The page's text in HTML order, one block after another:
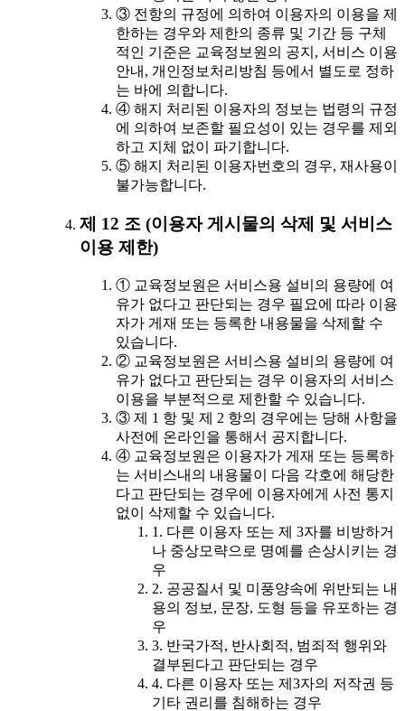
③ 전항의 규정에 의하여 이용자의 이용을 제
한하는 경우와 제한의 종류 및 기간 등 구체
적인 기준은 교육정보원의 공지, 서비스 이용
안내, 개인정보처리방침 등에서 별도로 정하
는 바에 의합니다.
④ 해지 처리된 이용자의 정보는 법령의 규정
에 의하여 보존할 필요성이 있는 경우를 제외
하고 지체 없이 파기합니다.
⑤ 해지 처리된 이용자번호의 경우, 재사용이
불가능합니다.
제 12 조 (이용자 게시물의 삭제 및 서비스
이용 제한)
① 교육정보원은 서비스용 설비의 용량에 여
유가 없다고 판단되는 경우 필요에 따라 이용
자가 게재 또는 등록한 내용물을 삭제할 수
있습니다.
② 교육정보원은 서비스용 설비의 용량에 여
유가 없다고 판단되는 경우 이용자의 서비스
이용을 부분적으로 제한할 수 있습니다.
③ 제 1 항 및 제 2 항의 경우에는 당해 사항을
사전에 온라인을 통해서 공지합니다.
④ 교육정보원은 이용자가 게재 또는 등록하
는 서비스내의 내용물이 다음 각호에 해당한
다고 판단되는 경우에 이용자에게 사전 통지
없이 삭제할 수 있습니다.
1. 다른 이용자 또는 제 3자를 비방하거
나 중상모략으로 명예를 손상시키는 경
우
2. 공공질서 및 미풍양속에 위반되는 내
용의 정보, 문장, 도형 등을 유포하는 경
우
3. 반국가적, 반사회적, 범죄적 행위와
결부된다고 판단되는 경우
4. 다른 이용자 또는 제3자의 저작권 등
기타 권리를 침해하는 경우